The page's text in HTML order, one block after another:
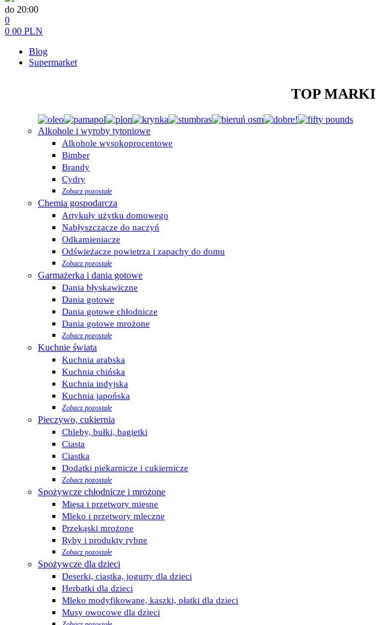
do 20:00
0
0 00 PLN
Blog
Supermarket
TOP MARKI
Alkohole i wyroby tytoniowe
Alkohole wysokoprocentowe
Bimber
Brandy
Cydry
Zobacz pozostałe
Chemia gospodarcza
Artykuły użytku domowego
Nabłyszczacze do naczyń
Odkamieniacze
Odświeżacze powietrza i zapachy do domu
Zobacz pozostałe
Garmażerka i dania gotowe
Dania błyskawiczne
Dania gotowe
Dania gotowe chłodnicze
Dania gotowe mrożone
Zobacz pozostałe
Kuchnie świata
Kuchnia arabska
Kuchnia chińska
Kuchnia indyjska
Kuchnia japońska
Zobacz pozostałe
Pieczywo, cukiernia
Chleby, bułki, bagietki
Ciasta
Ciastka
Dodatki piekarnicze i cukiernicze
Zobacz pozostałe
Spożywcze chłodnicze i mrożone
Mięsa i przetwory mięsne
Mleko i przetwory mleczne
Przekąski mrożone
Ryby i produkty rybne
Zobacz pozostałe
Spożywcze dla dzieci
Deserki, ciastka, jogurty dla dzieci
Herbatki dla dzieci
Mleko modyfikowane, kaszki, płatki dla dzieci
Musy owocowe dla dzieci